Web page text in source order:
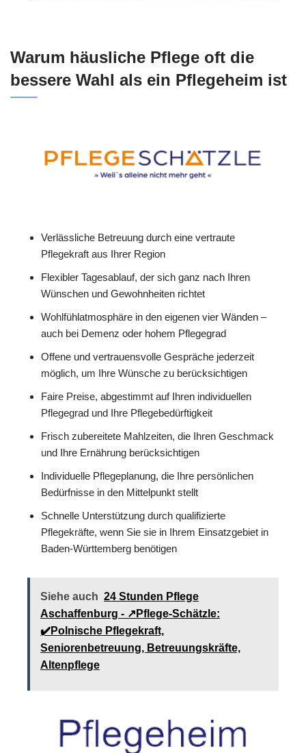
Warum häusliche Pflege oft die
bessere Wahl als ein Pflegeheim ist
Verlässliche Betreuung durch eine vertraute
Pflegekraft aus Ihrer Region
Flexibler Tagesablauf, der sich ganz nach Ihren
Wünschen und Gewohnheiten richtet
Wohlfühlatmosphäre in den eigenen vier Wänden –
auch bei Demenz oder hohem Pflegegrad
Offene und vertrauensvolle Gespräche jederzeit
möglich, um Ihre Wünsche zu berücksichtigen
Faire Preise, abgestimmt auf Ihren individuellen
Pflegegrad und Ihre Pflegebedürftigkeit
Frisch zubereitete Mahlzeiten, die Ihren Geschmack
und Ihre Ernährung berücksichtigen
Individuelle Pflegeplanung, die Ihre persönlichen
Bedürfnisse in den Mittelpunkt stellt
Schnelle Unterstützung durch qualifizierte
Pflegekräfte, wenn Sie sie in Ihrem Einsatzgebiet in
Baden-Württemberg benötigen
Siehe auch 24 Stunden Pflege
Aschaffenburg - ↗️Pflege-Schätzle:
✔️Polnische Pflegekraft,
Seniorenbetreuung, Betreuungskräfte,
Altenpflege